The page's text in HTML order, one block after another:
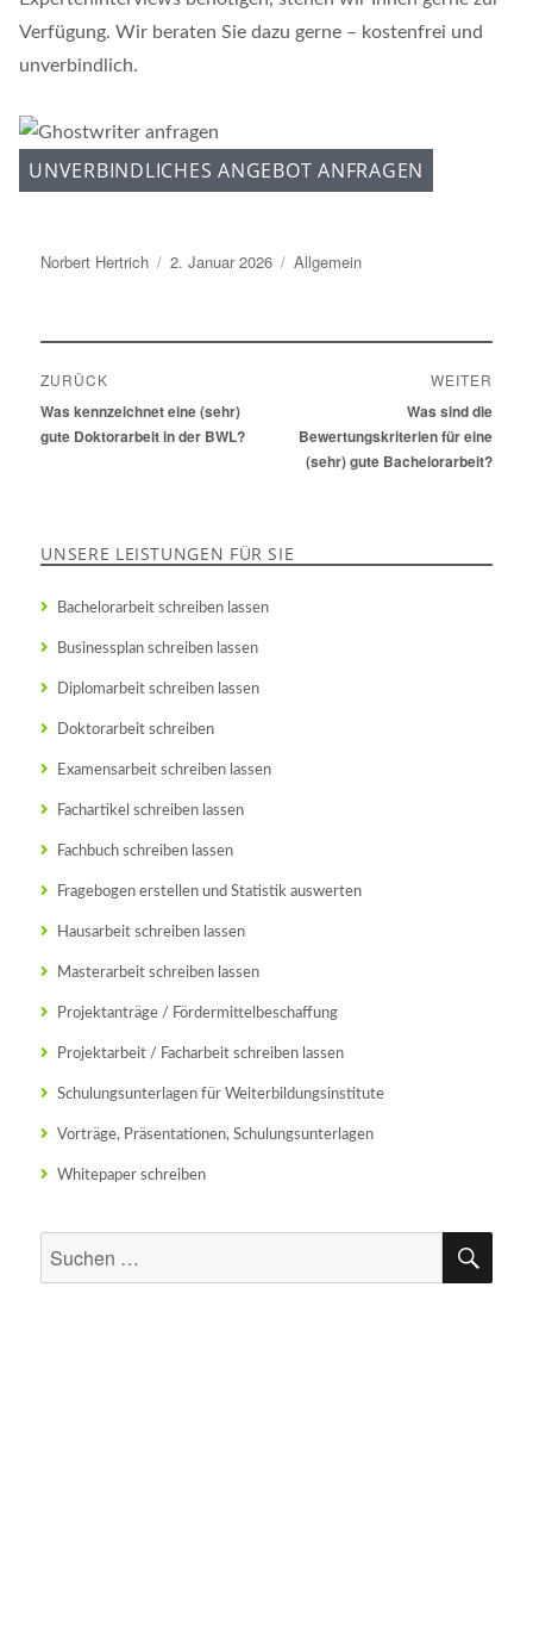
Verfügung. Wir beraten Sie dazu gerne – kostenfrei und
unverbindlich.
UNVERBINDLICHES ANGEBOT ANFRAGEN
Autor
Norbert Hertrich
Veröffentlicht
2. Januar 2026 Kategorien
Allgemein
Beitragsnavigation
ZURÜCK
Vorheriger
Beitrag:
Was kennzeichnet eine (sehr)
gute Doktorarbeit in der BWL?
WEITER
Beitrag:
Was sind die
Bewertungskriterien für eine
(sehr) gute Bachelorarbeit?
UNSERE LEISTUNGEN FÜR SIE
Bachelorarbeit schreiben lassen
Businessplan schreiben lassen
Diplomarbeit schreiben lassen
Doktorarbeit schreiben
Examensarbeit schreiben lassen
Fachartikel schreiben lassen
Fachbuch schreiben lassen
Fragebogen erstellen und Statistik auswerten
Hausarbeit schreiben lassen
Masterarbeit schreiben lassen
Projektanträge / Fördermittelbeschaffung
Projektarbeit / Facharbeit schreiben lassen
Schulungsunterlagen für Weiterbildungsinstitute
Vorträge, Präsentationen, Schulungsunterlagen
Whitepaper schreiben